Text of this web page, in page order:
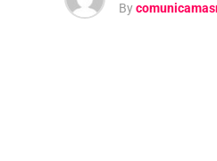
By